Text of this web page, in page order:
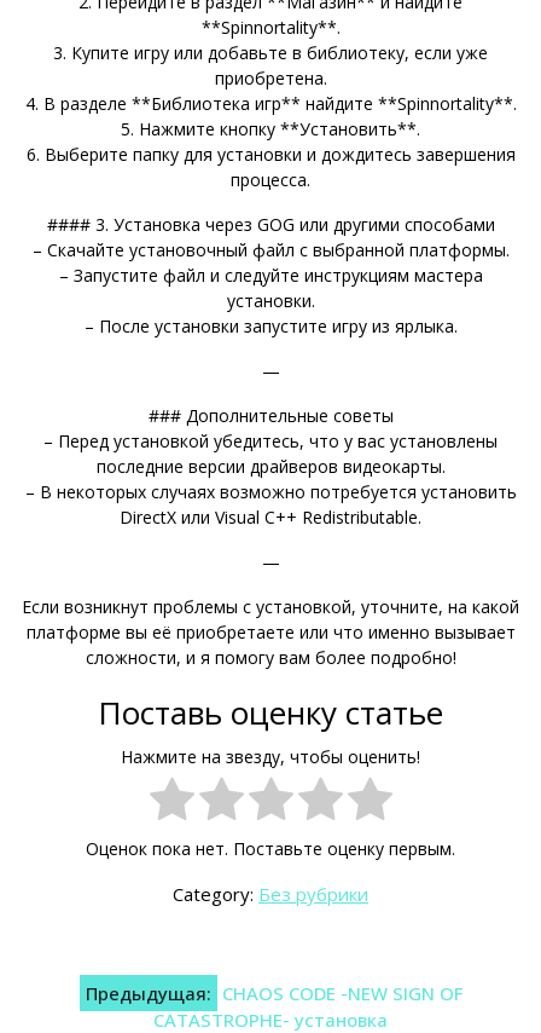
**Spinnortality**.
3. Купите игру или добавьте в библиотеку, если уже
приобретена.
4. В разделе **Библиотека игр** найдите **Spinnortality**.
5. Нажмите кнопку **Установить**.
6. Выберите папку для установки и дождитесь завершения
процесса.
#### 3. Установка через GOG или другими способами
– Скачайте установочный файл с выбранной платформы.
– Запустите файл и следуйте инструкциям мастера
установки.
– После установки запустите игру из ярлыка.
—
### Дополнительные советы
– Перед установкой убедитесь, что у вас установлены
последние версии драйверов видеокарты.
– В некоторых случаях возможно потребуется установить
DirectX или Visual C++ Redistributable.
—
Если возникнут проблемы с установкой, уточните, на какой
платформе вы её приобретаете или что именно вызывает
сложности, и я помогу вам более подробно!
Поставь оценку статье
Нажмите на звезду, чтобы оценить!
Оценок пока нет. Поставьте оценку первым.
Category: Без рубрики
Навигация
Предыдущая: CHAOS CODE -NEW SIGN OF
CATASTROPHE- установка